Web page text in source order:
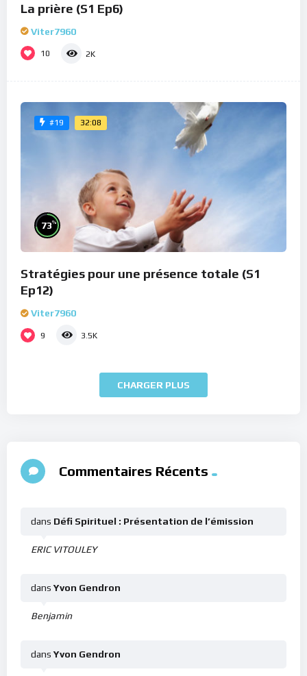
La prière (S1 Ep6)
Viter7960
10 2K
#19 32:08
73%
Stratégies pour une présence totale (S1
Ep12)
Viter7960
9 3.5K
CHARGER PLUS
Commentaires Récents
ERIC VITOULEY
dans Défi Spirituel : Présentation de l’émission
Benjamin
dans Yvon Gendron
dans Yvon Gendron